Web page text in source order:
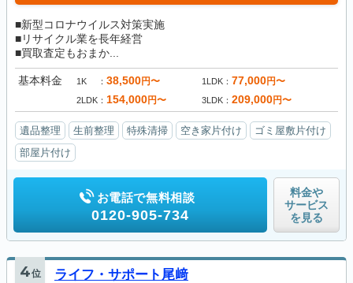
■新型コロナウイルス対策実施
■リサイクル業を長年経営
■買取査定もおまか...
基本料金 1K 38,500円〜 1LDK 77,000円〜
2LDK 154,000円〜 3LDK 209,000円〜
遺品整理 生前整理 特殊清掃 空き家片付け
ゴミ屋敷片付け
部屋片付け
お電話で無料相談
0120-905-734
料金や
サービス
を見る
4位 ライフ・サポート尾﨑